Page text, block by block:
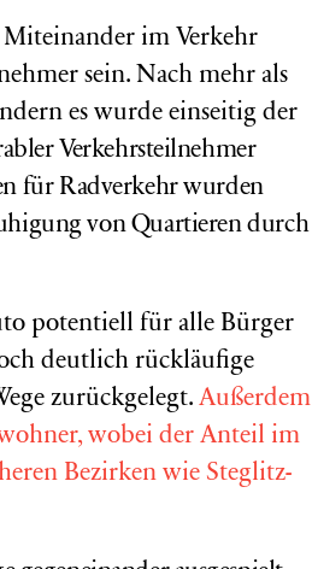
im Verkehr
sein. Nach mehr als
es wurde einseitig der
Verkehrsteilnehmer
für Radverkehr wurden
von Quartieren durch
potentiell für alle Bürger
deutlich rückläufige
zurückgelegt. Außerdem
wobei der Anteil im
Bezirken wie Steglitz-